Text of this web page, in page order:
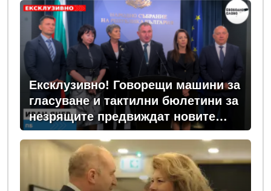
Ексклузивно! Говорещи машини за
гласуване и тактилни бюлетини за
незрящите предвиждат новите
изборни правила! (ВИДЕО)